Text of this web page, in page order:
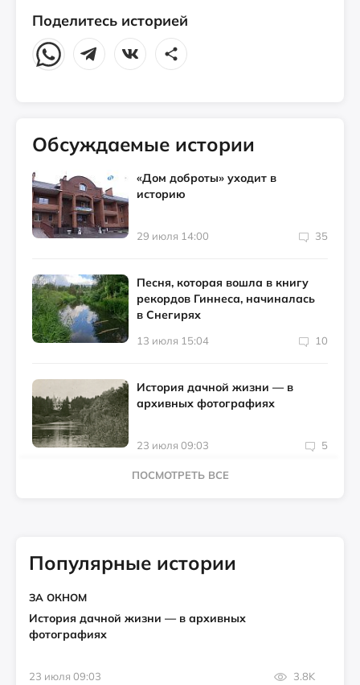
Поделитесь историей
Обсуждаемые истории
«Дом доброты» уходит в
историю
29 июля 14:00 35
Песня, которая вошла в книгу
рекордов Гиннеса, начиналась
в Снегирях
13 июля 15:04 10
История дачной жизни — в
архивных фотографиях
23 июля 09:03 5
ПОСМОТРЕТЬ ВСЕ
Популярные истории
ЗА ОКНОМ
История дачной жизни — в архивных
фотографиях
23 июля 09:03 3.8K